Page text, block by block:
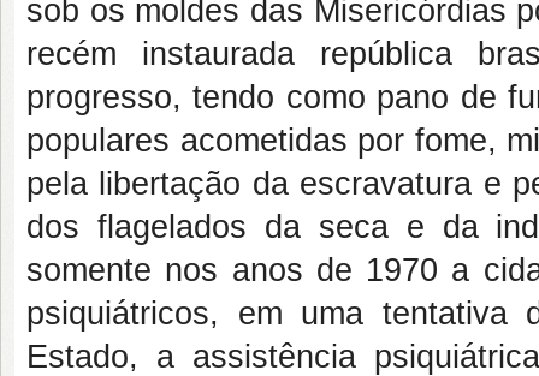
sob os moldes das Misericórdias
recém instaurada república
progresso, tendo como pano de
populares acometidas por fome,
pela libertação da escravatura e
dos flagelados da seca e da
somente nos anos de 1970 a
psiquiátricos, em uma tentativa
Estado, a assistência